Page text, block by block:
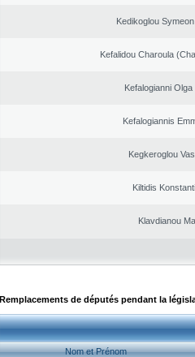
Kedikoglou
Kefalidou Charoula
Kefalogianni Olga
Kefalogiannis
Kegkeroglou
Kiltidis
Klavdianou
Remplacements de députés pendant la
Nom et Prénom